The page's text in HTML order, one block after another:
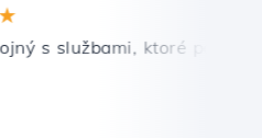
podpora.
s službami, ktoré ponúka